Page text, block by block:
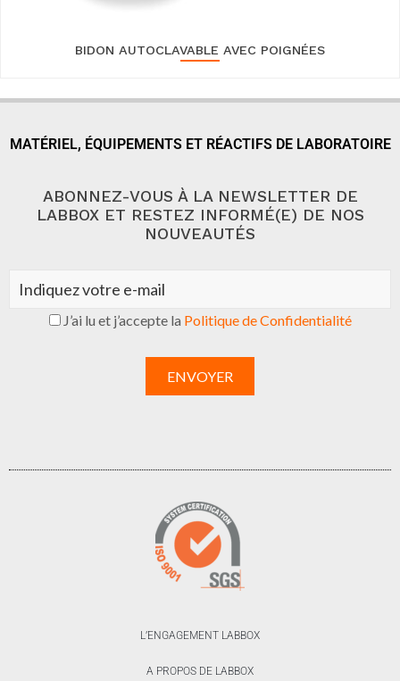
BIDON AUTOCLAVABLE AVEC POIGNÉES
MATÉRIEL, ÉQUIPEMENTS ET RÉACTIFS DE LABORATOIRE
ABONNEZ-VOUS À LA NEWSLETTER DE
LABBOX ET RESTEZ INFORMÉ(E) DE NOS
NOUVEAUTÉS
J’ai lu et j’accepte la Politique de Confidentialité
L’ENGAGEMENT LABBOX
A PROPOS DE LABBOX